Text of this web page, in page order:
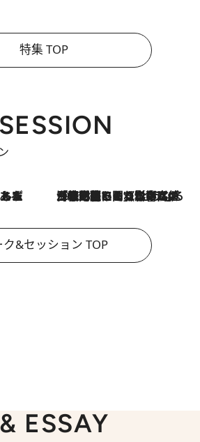
特集 TOP
2026.8.3
「住宅建てられない…」「サーチャージ料の高値が続いている」ホルムズ海峡封鎖による影響はいつまで続く？《エネルギー専門家に聞く“どうなる日本の暮らし”》
ク&セッション TOP
ESSAY